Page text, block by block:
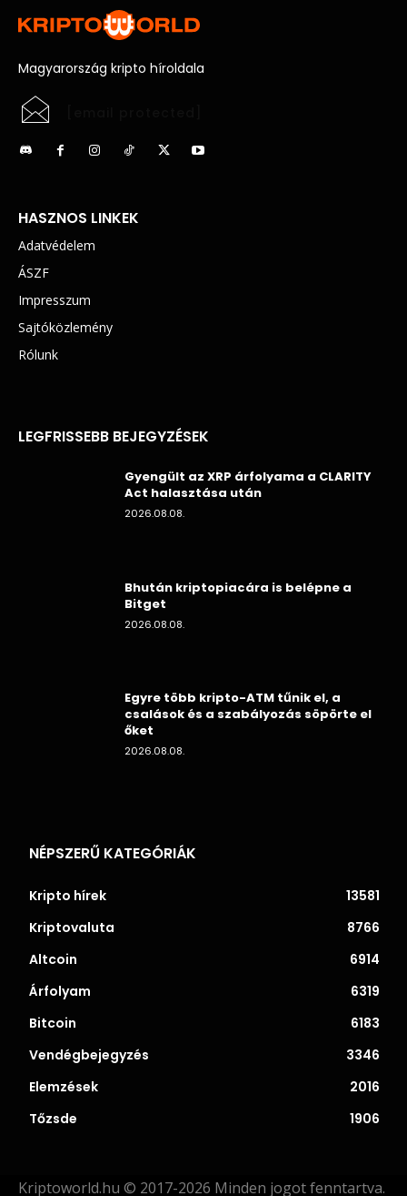
Magyarország kripto híroldala
HASZNOS LINKEK
Adatvédelem
ÁSZF
Impresszum
Sajtóközlemény
Rólunk
LEGFRISSEBB BEJEGYZÉSEK
Gyengült az XRP árfolyama a CLARITY
Act halasztása után
2026.08.08.
Bhután kriptopiacára is belépne a
Bitget
2026.08.08.
Egyre több kripto-ATM tűnik el, a
csalások és a szabályozás söpörte el
őket
2026.08.08.
NÉPSZERŰ KATEGÓRIÁK
Kripto hírek
13581
Kriptovaluta
8766
Altcoin
6914
Árfolyam
6319
Bitcoin
6183
Vendégbejegyzés
3346
Elemzések
2016
Tőzsde
1906
Kriptoworld.hu © 2017-2026 Minden jogot fenntartva.